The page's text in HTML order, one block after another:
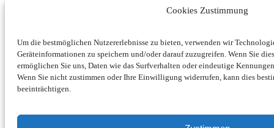
Cookies Zustimmung
Um die bestmöglichen Nutzererlebnisse zu bieten, verwenden wir
Geräteinformationen zu speichern und/oder darauf zuzugreifen. Wenn Sie
ermöglichen Sie uns, Daten wie das Surfverhalten oder eindeutige
Wenn Sie nicht zustimmen oder Ihre Einwilligung widerrufen, kann dies
beeinträchtigen.